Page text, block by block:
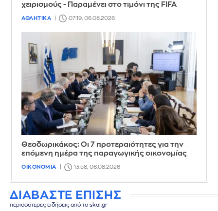
χειρισμούς - Παραμένει στο τιμόνι της FIFA
ΑΘΛΗΤΙΚΑ 07:19, 06.08.2026
Θεοδωρικάκος: Οι 7 προτεραιότητες για την
επόμενη ημέρα της παραγωγικής οικονομίας
ΟΙΚΟΝΟΜΙΑ 13:58, 06.08.2026
ΔΙΑΒΑΣΤΕ ΕΠΙΣΗΣ
περισσότερες ειδήσεις από το skai.gr